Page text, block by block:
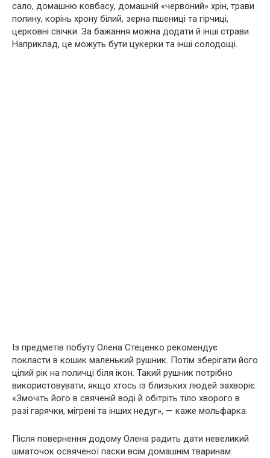
сало, домашню ковбасу, домашній «червоний» хрін, трави
полину, корінь хрону білий, зерна пшениці та гірчиці,
церковні свічки. За бажання можна додати й інші страви.
Наприклад, це можуть бути цукерки та інші солодощі.
Із предметів побуту Олена Стеценко рекомендує
покласти в кошик маленький рушник. Потім зберігати його
цілий рік на поличці біля ікон. Такий рушник потрібно
використовувати, якщо хтось із близьких людей захворіє.
«Змочіть його в свяченій воді й обітріть тіло хвоpoго в
разі гаpячки, мігpeні та інших недуг», — каже мольфарка.
Після повернення додому Олена радить дати невеликий
шматочок освяченої паски всім домашнім тваринам: